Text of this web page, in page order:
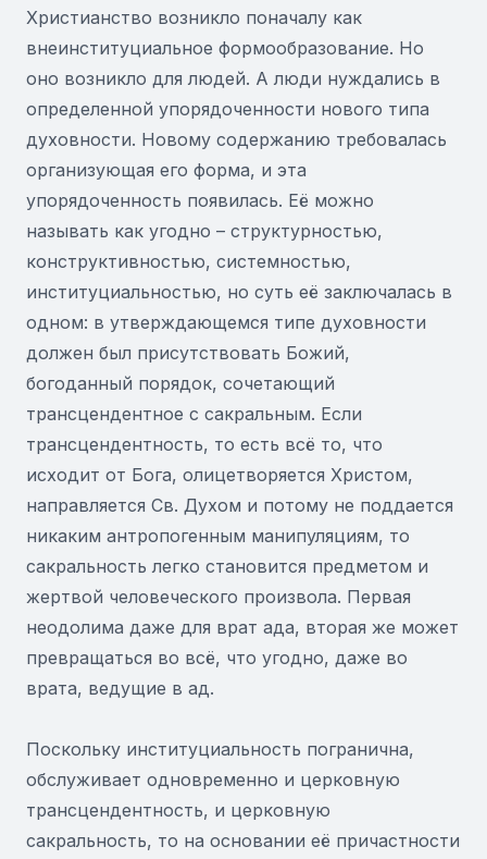
Христианство возникло поначалу как
внеинституциальное формообразование. Но
оно возникло для людей. А люди нуждались в
определенной упорядоченности нового типа
духовности. Новому содержанию требовалась
организующая его форма, и эта
упорядоченность появилась. Её можно
называть как угодно – структурностью,
конструктивностью, системностью,
институциальностью, но суть её заключалась в
одном: в утверждающемся типе духовности
должен был присутствовать Божий,
богоданный порядок, сочетающий
трансцендентное с сакральным. Если
трансцендентность, то есть всё то, что
исходит от Бога, олицетворяется Христом,
направляется Св. Духом и потому не поддается
никаким антропогенным манипуляциям, то
сакральность легко становится предметом и
жертвой человеческого произвола. Первая
неодолима даже для врат ада, вторая же может
превращаться во всё, что угодно, даже во
врата, ведущие в ад.
Поскольку институциальность погранична,
обслуживает одновременно и церковную
трансцендентность, и церковную
сакральность, то на основании её причастности